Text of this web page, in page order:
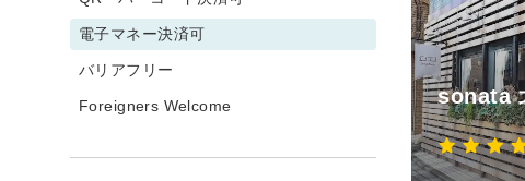
sonata
電子マネー決済可
バリアフリー
Foreigners Welcome